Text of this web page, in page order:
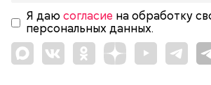
Я даю согласие на обработку
персональных данных.